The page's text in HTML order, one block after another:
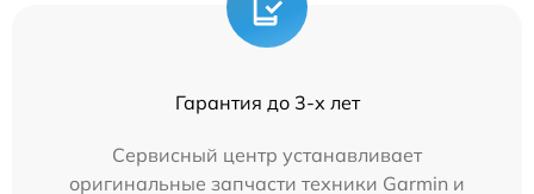
Гарантия до 3-х лет
Сервисный центр устанавливает
оригинальные запчасти техники Garmin и